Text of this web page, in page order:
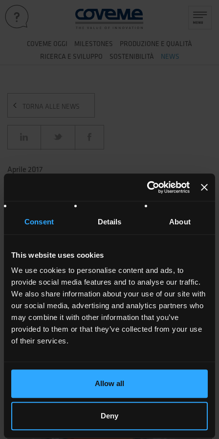
Consent Details About
This website uses cookies
We use cookies to personalise content and ads, to
provide social media features and to analyse our traffic.
We also share information about your use of our site with
our social media, advertising and analytics partners who
may combine it with other information that you’ve
provided to them or that they’ve collected from your use
of their services.
Allow all
Deny
COVEME OGGI MILESTONES
PRODUZIONE E QUALITÀ
RICERCA E SVILUPPO
SOSTENIBILITÀ NEWS
TORNA ALLE NEWS
Aprile 2017
IL NUOVO BACKSHEET
"SELECTIVE" DI COVEME
SELEZIONATO TRA LE 15
Coveme, con il nuovo backsheet "Selective" per le celle
bifacciali, si è qualificata tra le prime 15 innovazioni a
valore aggiunto nel settore fotovoltaico all'interno
della speciale classifica "Techonology Highlights&
Award 2017", stilata annualmente da PV Magazine.